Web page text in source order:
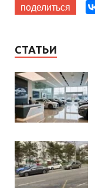
поделиться
СТАТЬИ